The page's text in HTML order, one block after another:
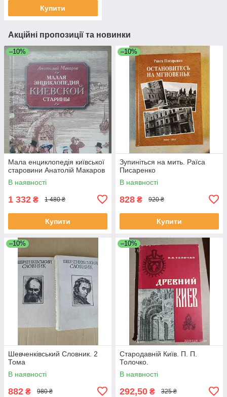
Купити
Акційні пропозиції та новинки
–10%
Мала енциклопедія київської
старовини Анатолій Макаров
В наявності
1 332 ₴ 1 480 ₴
Купити
–10%
Зупиніться на мить. Раїса
Писаренко
В наявності
828 ₴ 920 ₴
Купити
–10%
Шевченківський Словник. 2
Тома
В наявності
882 ₴ 980 ₴
–10%
Стародавній Київ. П. П.
Толочко.
В наявності
292,50 ₴ 325 ₴